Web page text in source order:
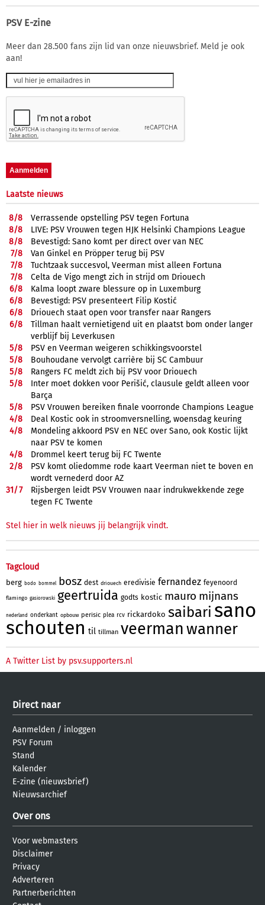
PSV E-zine
Meer dan 28.500 fans zijn lid van onze nieuwsbrief. Meld je ook
aan!
Laatste nieuws
8/8
Verrassende opstelling PSV tegen Fortuna
8/8
LIVE: PSV Vrouwen tegen HJK Helsinki Champions League
8/8
Bevestigd: Sano komt per direct over van NEC
7/8
Van Ginkel en Pröpper terug bij PSV
7/8
Tuchtzaak succesvol, Veerman mist alleen Fortuna
7/8
Celta de Vigo mengt zich in strijd om Driouech
6/8
Kalma loopt zware blessure op in Luxemburg
6/8
Bevestigd: PSV presenteert Filip Kostić
6/8
Driouech staat open voor transfer naar Rangers
6/8
Tillman haalt vernietigend uit en plaatst bom onder langer
verblijf bij Leverkusen
5/8
PSV en Veerman weigeren schikkingsvoorstel
5/8
Bouhoudane vervolgt carrière bij SC Cambuur
5/8
Rangers FC meldt zich bij PSV voor Driouech
5/8
Inter moet dokken voor Perišić, clausule geldt alleen voor
Barça
5/8
PSV Vrouwen bereiken finale voorronde Champions League
4/8
Deal Kostic ook in stroomversnelling, woensdag keuring
4/8
Mondeling akkoord PSV en NEC over Sano, ook Kostic lijkt
naar PSV te komen
4/8
Drommel keert terug bij FC Twente
2/8
PSV komt oliedomme rode kaart Veerman niet te boven en
wordt vernederd door AZ
31/7
Rijsbergen leidt PSV Vrouwen naar indrukwekkende zege
tegen FC Twente
Stel hier in welk nieuws jij belangrijk vindt.
Tagcloud
berg bodo bommel bosz dest driouech eredivisie fernandez feyenoord
flamingo gasiorowski geertruida godts kostic mauro mijnans
nederland onderkant opbouw perisic plea rcv rickardoko saibari sano
schouten til tillman veermanwanner
A Twitter List by psv.supporters.nl
Direct naar
Aanmelden / inloggen
PSV Forum
Stand
Kalender
E-zine (nieuwsbrief)
Nieuwsarchief
Over ons
Voor webmasters
Disclaimer
Privacy
Adverteren
Partnerberichten